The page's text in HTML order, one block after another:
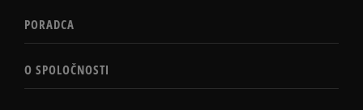
PORADCA
O SPOLOČNOSTI